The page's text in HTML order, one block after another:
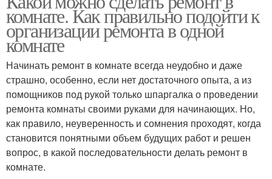
комнате. Как правильно подойти к
организации ремонта в одной
комнате
Начинать ремонт в комнате всегда неудобно и даже
страшно, особенно, если нет достаточного опыта, а из
помощников под рукой только шпаргалка о проведении
ремонта комнаты своими руками для начинающих. Но,
как правило, неуверенность и сомнения проходят, когда
становится понятными объем будущих работ и решен
вопрос, в какой последовательности делать ремонт в
комнате.